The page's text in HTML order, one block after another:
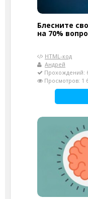
Блесните
на 70%
HTML-код
Андрей
Прохождений:
Просмотров: 1